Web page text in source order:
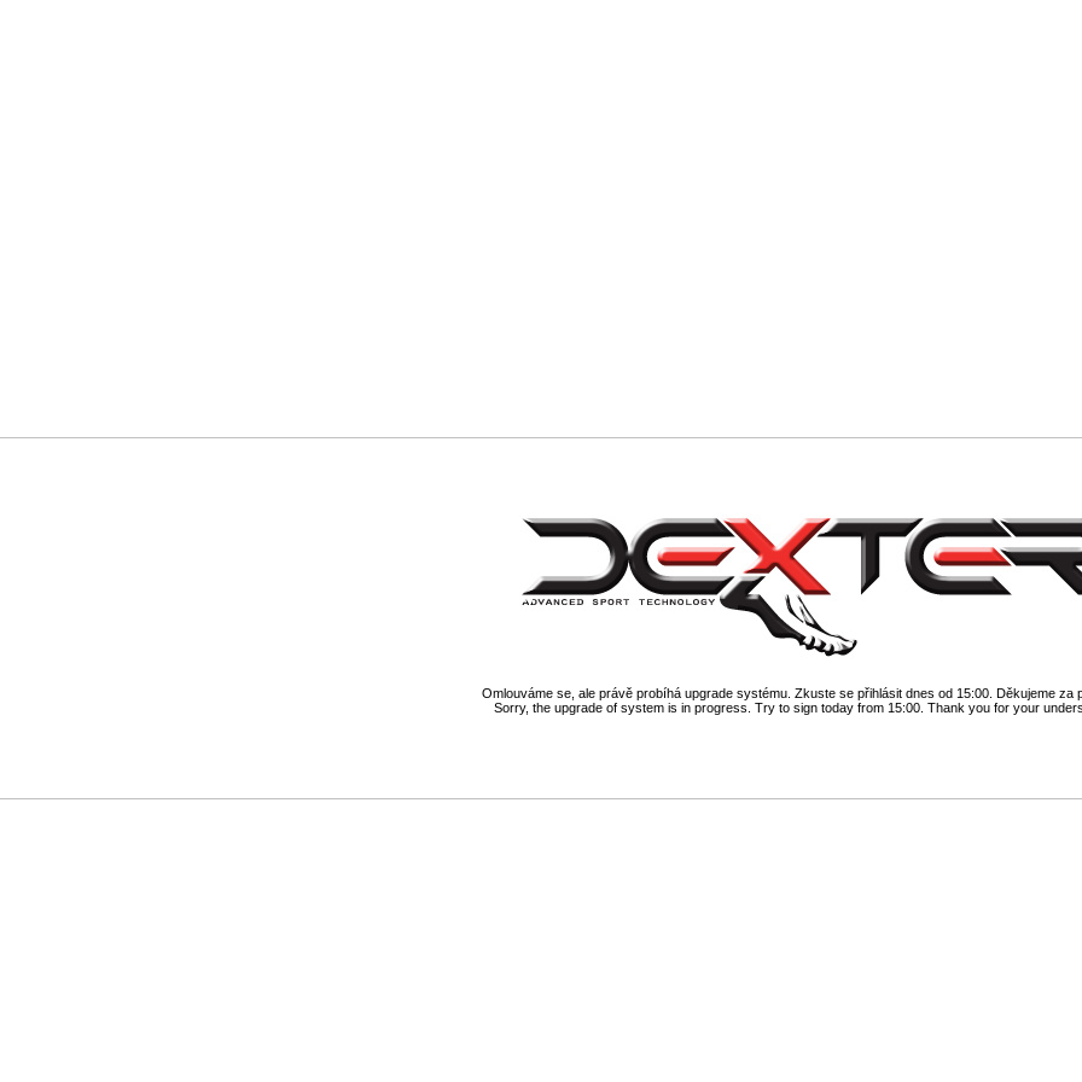
Omlouváme se, ale právě probíhá upgrade systému. Zkuste se přihlásit dnes od 15:00. Děkujeme za
Sorry, the upgrade of system is in progress. Try to sign today from 15:00. Thank you for your